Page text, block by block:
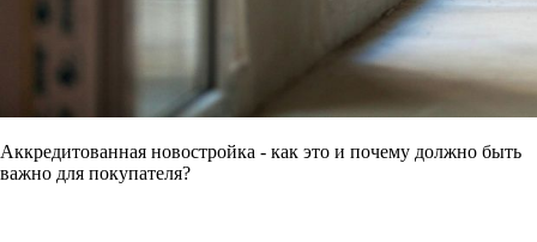
Аккредитованная новостройка - как это и почему должно быть
важно для покупателя?